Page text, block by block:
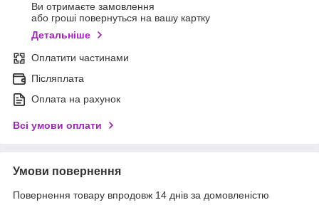
Ви отримаєте замовлення
або гроші повернуться на вашу картку
Детальніше
Оплатити частинами
Післяплата
Оплата на рахунок
Всі умови оплати
Умови повернення
Повернення товару впродовж 14 днів за домовленістю